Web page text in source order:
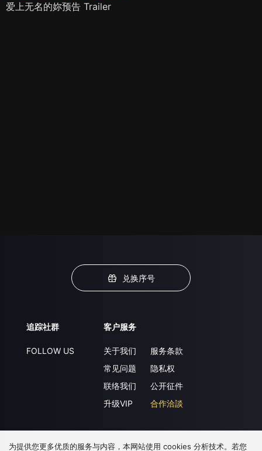
爱上无名的妳预告 Trailer
兑换序号
追踪社群
FOLLOW US
客户服务
关于我们
常见问题
联络我们
升级VIP
服务条款
隐私权
公开征件
合作洽談
下载 APP
为提供您更多优质的服务与内容，本网站使用 cookies 分析技术。若您